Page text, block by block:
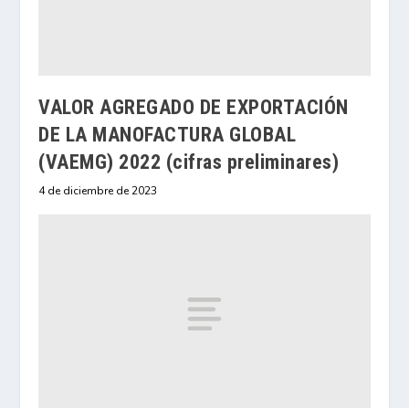
VALOR AGREGADO DE EXPORTACIÓN
DE LA MANOFACTURA GLOBAL
(VAEMG) 2022 (cifras preliminares)
4 de diciembre de 2023